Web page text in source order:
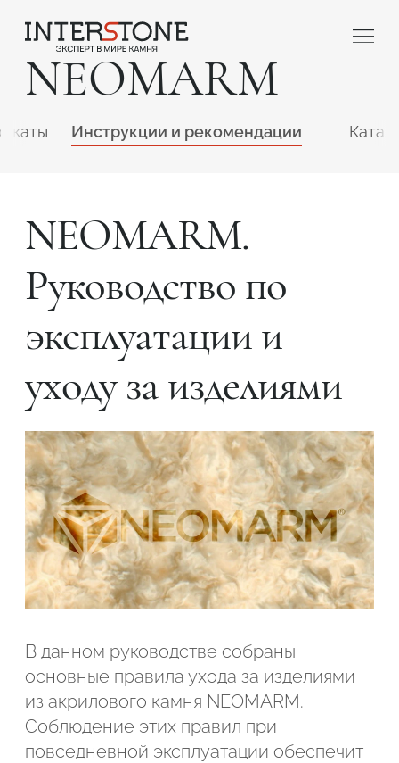
NEOMARM
Инструкции и рекомендации
NEOMARM.
Руководство по
эксплуатации и
уходу за изделиями
В данном руководстве собраны
основные правила ухода за изделиями
из акрилового камня NEOMARM.
Соблюдение этих правил при
повседневной эксплуатации обеспечит
Ваша сфера деятельности
Подтвердите, что вы не робот